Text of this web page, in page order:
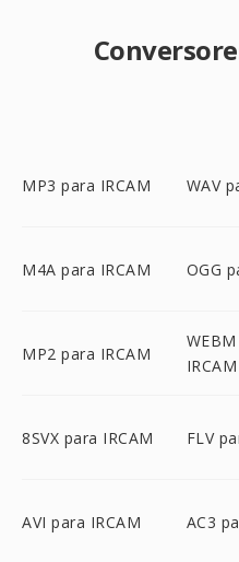
MP3 para IRCAM WAV
M4A para IRCAM OGG
MP2 para IRCAM
IRCAM
8SVX para IRCAM FLV
AVI para IRCAM AC3